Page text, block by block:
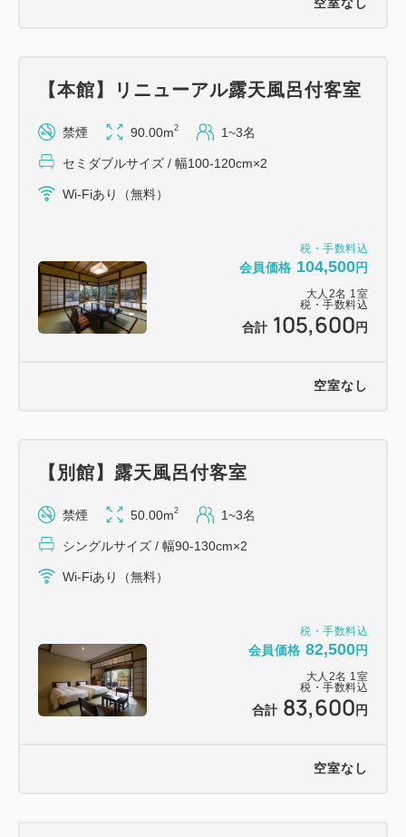
をお知らせ下さい。後日、アレルギー申告シートのご
記入をお願いしております。
相模湾や箱根周辺の山海の幸を用いた定食。地の味、
時の味を大切にしたお料理をお楽しみください。
※洋食もお選びいただけます。ご希望の場合はチェッ
クイン時にお申し付けください。
温泉かけ流しで自然の息吹に包まれた大浴場の露天風
泉質は、単純温泉となります。透明で柔らかいお湯
で、ストレス、神経痛、疲労回復などに効果があり、
美肌効果があるといわれております。
・ローベッド2台、3名様以上はお布団をご用意
・館内、お部屋は全て禁煙となります。（喫煙スペー
スのご用意もございません）
※幼児（3才以上小学生未満）は、お子様料理（お子
税・手数料込
会員価格 104,500円
大人 2名 1 室
税・手数料込
合計 105,600 円
【本館】リニューアル露天風呂付客室
禁煙 90.00m2 1~3名
セミダブルサイズ / 幅100-120cm×2
Wi-Fiあり（無料）
空室なし
税・手数料込
会員価格 82,500円
大人 2名 1 室
税・手数料込
合計 83,600 円
【別館】露天風呂付客室
禁煙 50.00m2 1~3名
シングルサイズ / 幅90-130cm×2
Wi-Fiあり（無料）
空室なし